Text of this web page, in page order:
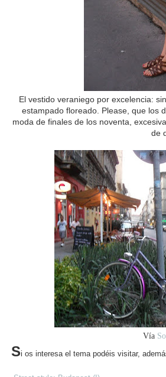
El vestido veraniego por excelencia:
estampado floreado. Please, que los
moda de finales de los noventa,
de
Vía
Si os interesa el tema podéis visitar,